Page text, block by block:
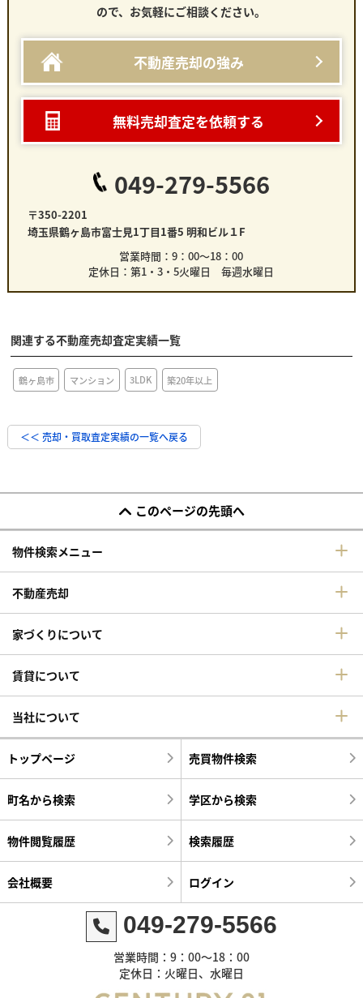
ので、お気軽にご相談ください。
不動産売却の強み
無料売却査定を依頼する
049-279-5566
〒350-2201
埼玉県鶴ヶ島市富士見1丁目1番5 明和ビル１F
営業時間：9：00～18：00
定休日：第1・3・5火曜日 毎週水曜日
関連する不動産売却査定実績一覧
鶴ヶ島市 マンション 3LDK 築20年以上
＜＜ 売却・買取査定実績の一覧へ戻る
このページの先頭へ
物件検索メニュー
不動産売却
家づくりについて
賃貸について
当社について
トップページ 売買物件検索
町名から検索 学区から検索
物件閲覧履歴 検索履歴
会社概要 ログイン
049-279-5566
営業時間：9：00～18：00
定休日：火曜日、水曜日